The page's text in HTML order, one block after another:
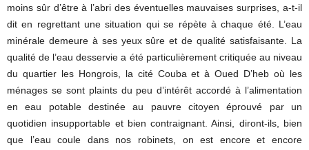
moins sûr d’être à l’abri des éventuelles mauvaises surprises, a-t-il
dit en regrettant une situation qui se répète à chaque été. L’eau
minérale demeure à ses yeux sûre et de qualité satisfaisante. La
qualité de l’eau desservie a été particulièrement critiquée au niveau
du quartier les Hongrois, la cité Couba et à Oued D’heb où les
ménages se sont plaints du peu d’intérêt accordé à l’alimentation
en eau potable destinée au pauvre citoyen éprouvé par un
quotidien insupportable et bien contraignant. Ainsi, diront-ils, bien
que l’eau coule dans nos robinets, on est encore et encore